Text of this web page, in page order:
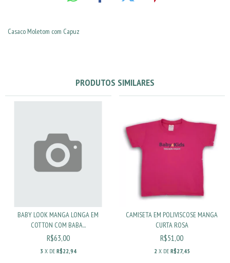
Casaco Moletom com Capuz
PRODUTOS SIMILARES
BABY LOOK MANGA LONGA EM
COTTON COM BABA...
R$63,00
3 X DE R$22,94
CAMISETA EM POLIVISCOSE MANGA
CURTA ROSA
R$51,00
2 X DE R$27,45